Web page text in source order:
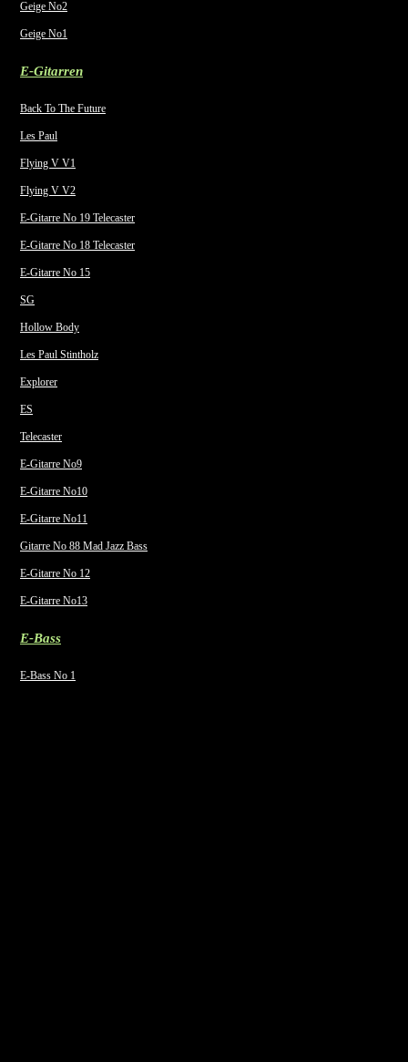
Geige No2
Geige No1
E-Gitarren
Back To The Future
Les Paul
Flying V V1
Flying V V2
E-Gitarre No 19 Telecaster
E-Gitarre No 18 Telecaster
E-Gitarre No 15
SG
Hollow Body
Les Paul Stintholz
Explorer
ES
Telecaster
E-Gitarre No9
E-Gitarre No10
E-Gitarre No11
Gitarre No 88 Mad Jazz Bass
E-Gitarre No 12
E-Gitarre No13
E-Bass
E-Bass No 1